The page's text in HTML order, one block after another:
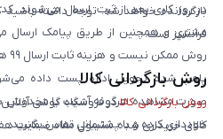
فرانشیز است.
در روز کاری بعد از ثبت، ارسال می‌شوند.
مشتری و همچنین از طریق پیامک ارسال
پلمپ شده تحویل اداره پست داده
صورت مشاهده هرگونه آسیب یا مخدوش
خودداری کرده و با پشتیبانی تماس بگیرید.
روش بازگردانی کالا
روش بازگردانی کالادر فروشگاه گوشی
کالای خریداری شده مشمول مفاد ضمانت